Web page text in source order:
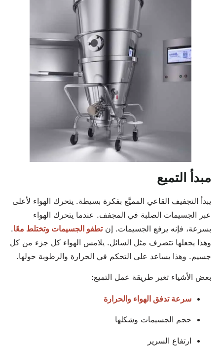
مبدأ التميع
يبدأ التجفيف القاعي المميَّع بفكرة بسيطة. يتحرك الهواء لأعلى
عبر الجسيمات الصلبة في المجفف. عندما يتحرك الهواء
بسرعة، فإنه يرفع الجسيمات. إنتطفو الجسيمات وتختلط معًا.
وهذا يجعلها تتصرف مثل السائل. يلامس الهواء كل جزء من كل
جسيم. وهذا يساعد على التحكم في الحرارة والرطوبة حولها.
بعض الأشياء تغير طريقة عمل التميع:
سرعة تدفق الهواء والحرارة
حجم الجسيمات وشكلها
ارتفاع السرير